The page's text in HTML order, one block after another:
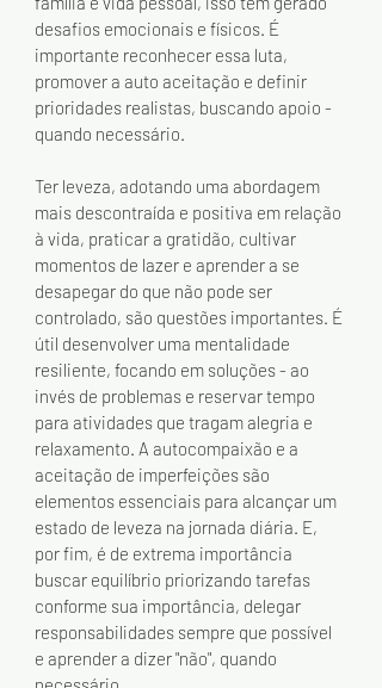
desafios emocionais e físicos. É
importante reconhecer essa luta,
promover a auto aceitação e definir
prioridades realistas, buscando apoio -
quando necessário.
Ter leveza, adotando uma abordagem
mais descontraída e positiva em relação
à vida, praticar a gratidão, cultivar
momentos de lazer e aprender a se
desapegar do que não pode ser
controlado, são questões importantes. É
útil desenvolver uma mentalidade
resiliente, focando em soluções - ao
invés de problemas e reservar tempo
para atividades que tragam alegria e
relaxamento. A autocompaixão e a
aceitação de imperfeições são
elementos essenciais para alcançar um
estado de leveza na jornada diária. E,
por fim, é de extrema importância
buscar equilíbrio priorizando tarefas
conforme sua importância, delegar
responsabilidades sempre que possível
e aprender a dizer "não", quando